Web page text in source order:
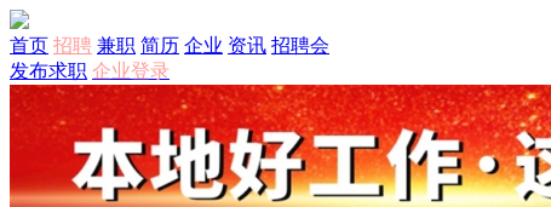
首页 招聘 兼职 简历 企业 资讯 招聘会
发布求职 企业登录